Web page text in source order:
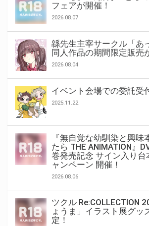
フェアが開催！
2026.08.07
緜先生主宰サークル「あ
同人作品の期間限定販売
2026.08.04
イベント会場での委託受
2025.11.22
『無自覚な幼馴染と興味
たら THE ANIMATION』
巻発売記念 サイン入り台
ャンペーン 開催！
2026.08.06
ツクル Re:COLLECTION
ょうま」イラスト展グッ
定！